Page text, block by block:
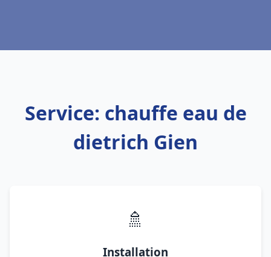
Service: chauffe eau de
dietrich Gien
🚿
Installation